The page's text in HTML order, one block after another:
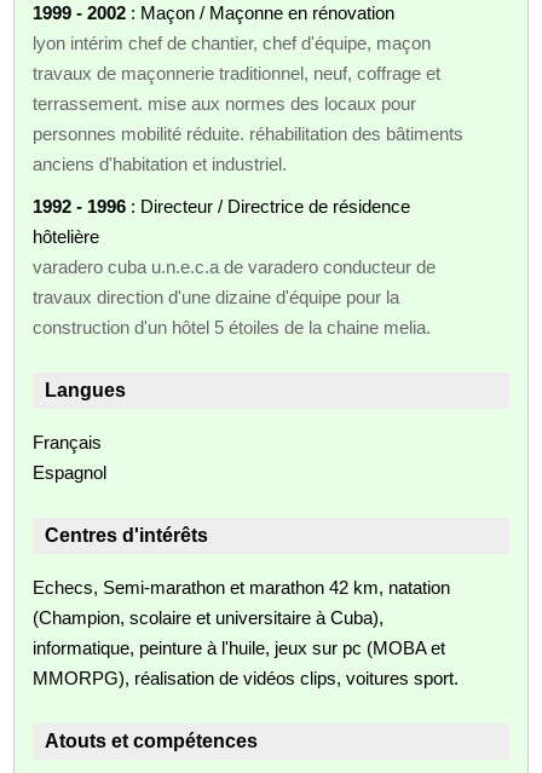
1999 - 2002 : Maçon / Maçonne en rénovation
lyon intérim chef de chantier, chef d'équipe, maçon
travaux de maçonnerie traditionnel, neuf, coffrage et
terrassement. mise aux normes des locaux pour
personnes mobilité réduite. réhabilitation des bâtiments
anciens d'habitation et industriel.
1992 - 1996 : Directeur / Directrice de résidence
hôtelière
varadero cuba u.n.e.c.a de varadero conducteur de
travaux direction d'une dizaine d'équipe pour la
construction d'un hôtel 5 étoiles de la chaine melia.
Langues
Français
Espagnol
Centres d'intérêts
Echecs, Semi-marathon et marathon 42 km, natation
(Champion, scolaire et universitaire à Cuba),
informatique, peinture à l'huile, jeux sur pc (MOBA et
MMORPG), réalisation de vidéos clips, voitures sport.
Atouts et compétences